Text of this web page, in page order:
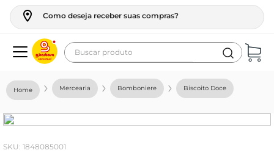
Como deseja receber suas compras?
Buscar produto
Mercearia Bomboniere Biscoito Doce
: 1848085001
geladeira
fogao